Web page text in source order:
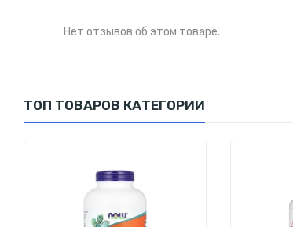
Порций в упаковке: 60
Витамин D3
Натрий
Нет отзывов об этом товаре.
ТОП ТОВАРОВ КАТЕГОРИИ